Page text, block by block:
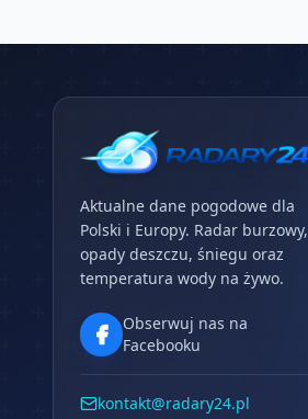
Aktualne dane pogodowe dla
Polski i Europy. Radar burzowy,
opady deszczu, śniegu oraz
temperatura wody na żywo.
Obserwuj nas na
Facebooku
kontakt@radary24.pl